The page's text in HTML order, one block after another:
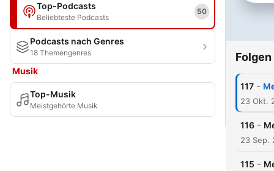
Top-Podcasts
Beliebteste Podcasts
50
Podcasts nach Genres
18 Themengenres
Musik
Top-Musik
Meistgehörte Musik
Folgen
117 -
23 Okt.
116 -
23 Sep.
115 -